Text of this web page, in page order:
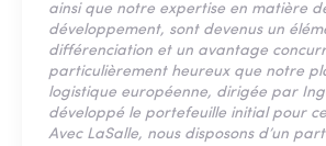
ainsi que notre expertise en matière
développement, sont devenus un
différenciation et un avantage
particulièrement heureux que notre
logistique européenne, dirigée par
développé le portefeuille initial pour
Avec LaSalle, nous disposons d’un